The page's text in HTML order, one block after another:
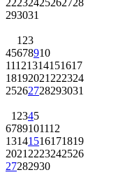
293031
1 23
45678910
11121314151617
18192021 222324
25262728293031
1 2345
6789101112
13141516171819
2021 2223242526
27282930